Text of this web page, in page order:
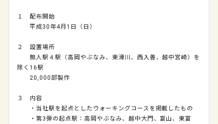
１ 配布開始
平成30 年4月 1 日（日）
２ 設置場所
無人駅４駅（高岡やぶなみ、東滑川、西入善、越中宮崎）を
除く 16駅
20,000部製作
３ 内容
・当社駅を起点としたウォーキングコースを掲載したもの
・第3弾の起点駅：高岡やぶなみ、越中大門、富山、東富